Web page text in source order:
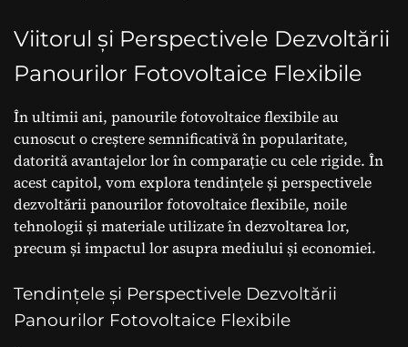
Viitorul și Perspectivele Dezvoltării
Panourilor Fotovoltaice Flexibile
În ultimii ani, panourile fotovoltaice flexibile au
cunoscut o creștere semnificativă în popularitate,
datorită avantajelor lor în comparație cu cele rigide. În
acest capitol, vom explora tendințele și perspectivele
dezvoltării panourilor fotovoltaice flexibile, noile
tehnologii și materiale utilizate în dezvoltarea lor,
precum și impactul lor asupra mediului și economiei.
Tendințele și Perspectivele Dezvoltării
Panourilor Fotovoltaice Flexibile